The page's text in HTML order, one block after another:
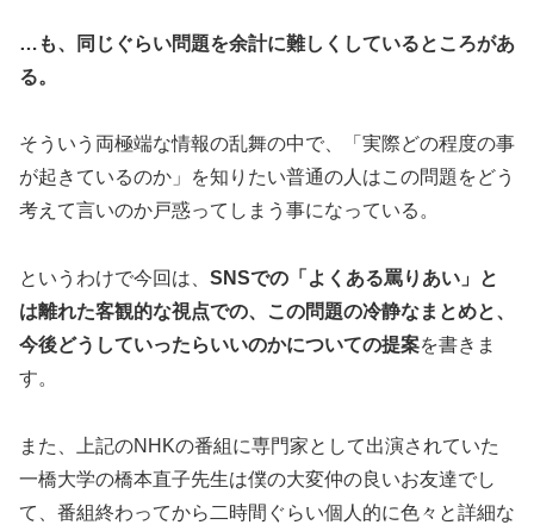
…も、同じぐらい問題を余計に難しくしているところがあ
る。
そういう両極端な情報の乱舞の中で、「実際どの程度の事
が起きているのか」を知りたい普通の人はこの問題をどう
考えて言いのか戸惑ってしまう事になっている。
というわけで今回は、 SNSでの「よくある罵りあい」と
は離れた客観的な視点での、この問題の冷静なまとめと、
今後どうしていったらいいのかについての提案を書きま
す。
また、上記のNHKの番組に専門家として出演されていた
一橋大学の橋本直子先生は僕の大変仲の良いお友達でし
て、番組終わってから二時間ぐらい個人的に色々と詳細な